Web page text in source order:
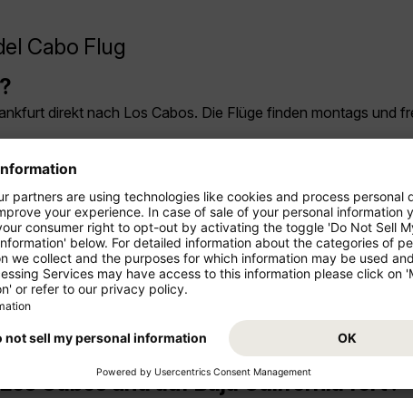
Cabo Flug
direkt nach Los Cabos. Die Flüge finden montags und
California?
ganzjährig warm und sonnig. Die Durchschnittstemperatur
bis Mai, wenn das Wetter angenehm und trocken
Mexiko?
der für die Dauer des Aufenthalts gültig ist.
Auswärtige Amt.
Cabos und auf Baja California fort?